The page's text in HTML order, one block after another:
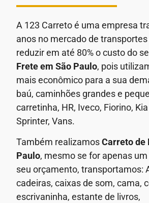
A 123 Carreto é uma empresa
anos no mercado de
reduzir em até 80% o custo do
Frete em São Paulo, pois
mais econômico para a sua
baú, caminhões grandes e
carretinha, HR, Iveco, Fiorino,
Sprinter, Vans.
Também realizamosCarreto de
Paulo, mesmo se for apenas
seu orçamento, transportamos:
cadeiras, caixas de som, cama,
escrivaninha, estante de livros,